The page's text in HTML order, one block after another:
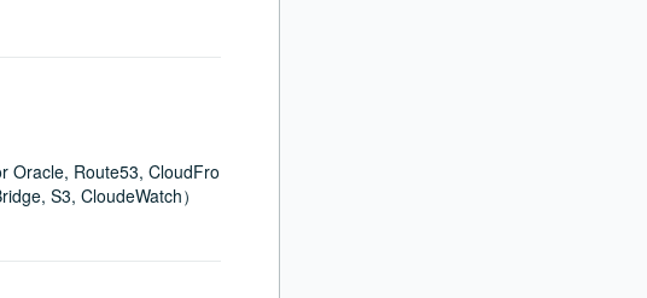
Oracle, Route53, CloudFro
S3, CloudeWatch）